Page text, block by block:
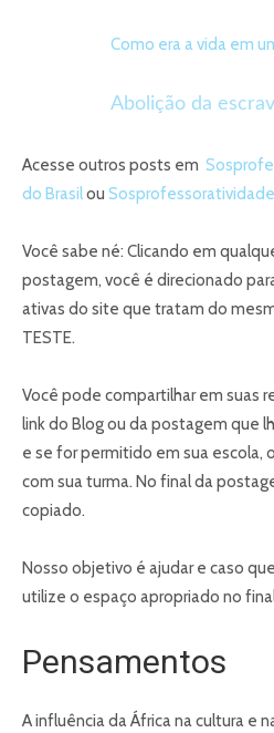
Como era a vida em
Abolição da
Acesse outros posts em
do Brasilou
Você sabe né: Clicando em
postagem, você é direcionado
ativas do site que tratam do
TESTE.
Você pode compartilhar em suas
link do Blog ou da postagem que
e se for permitido em sua escola,
com sua turma. No final da
copiado.
Nosso objetivo é ajudar e caso
utilize o espaço apropriado no
Pensamentos
A influência da África na cultura e